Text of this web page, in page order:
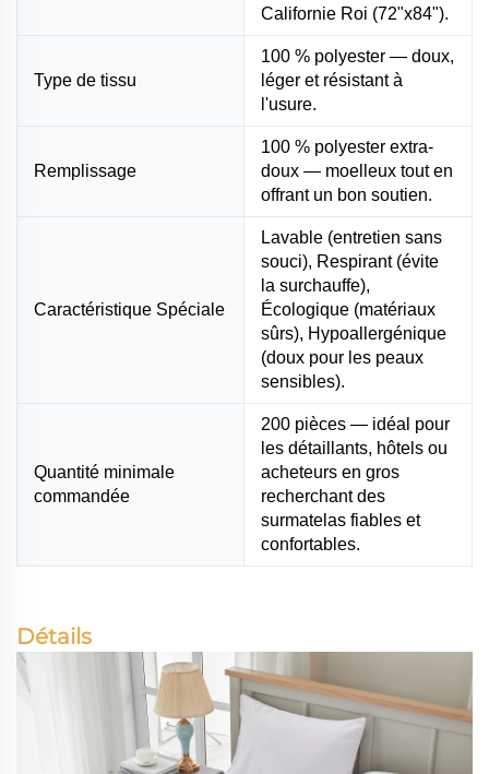
Californie Roi (72"x84").
Type de tissu
100 % polyester — doux,
léger et résistant à
l'usure.
Remplissage
100 % polyester extra-
doux — moelleux tout en
offrant un bon soutien.
Caractéristique Spéciale
Lavable (entretien sans
souci), Respirant (évite
la surchauffe),
Écologique (matériaux
sûrs), Hypoallergénique
(doux pour les peaux
sensibles).
Quantité minimale
commandée
200 pièces — idéal pour
les détaillants, hôtels ou
acheteurs en gros
recherchant des
surmatelas fiables et
confortables.
Détails